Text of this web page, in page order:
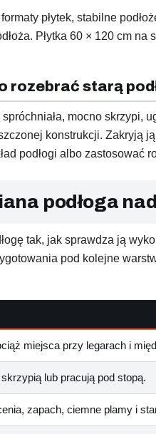
płytek, stabilne
Płytka 60 × 120 cm
rozebrać starą
mocno skrzypi,
konstrukcji. Zakryją
podłogi albo zastosować
podłoga
tak, jak sprawdza ją
pod kolejne
miejsca przy legarach i
lub pracują pod stopą.
zapach, ciemne plamy i